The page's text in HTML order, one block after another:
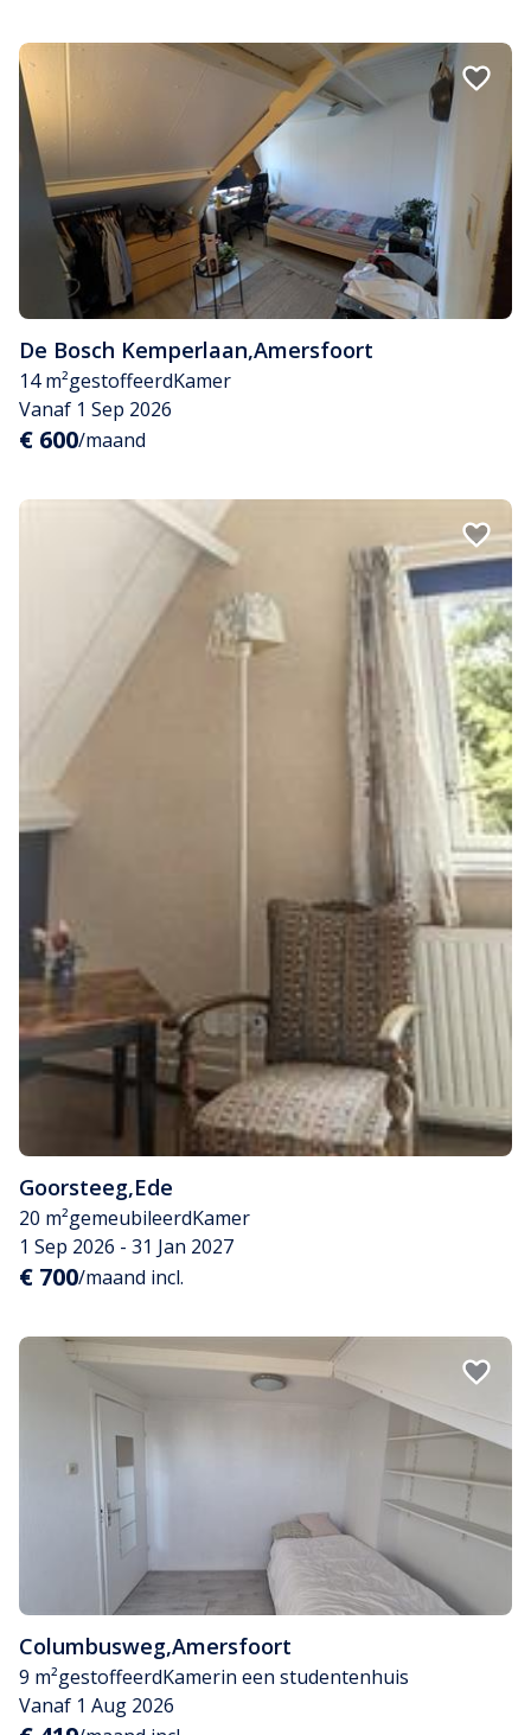
De Bosch Kemperlaan,Amersfoort
14 m²gestoffeerdKamer
Vanaf 1 Sep 2026
€ 600/maand
Goorsteeg,Ede
20 m²gemeubileerdKamer
1 Sep 2026 - 31 Jan 2027
€ 700/maand incl.
Columbusweg,Amersfoort
9 m²gestoffeerdKamerin een studentenhuis
Vanaf 1 Aug 2026